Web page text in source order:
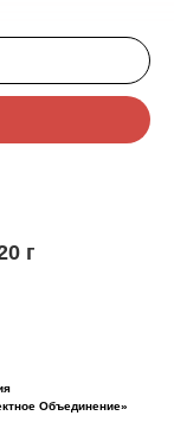
г
Объединение»